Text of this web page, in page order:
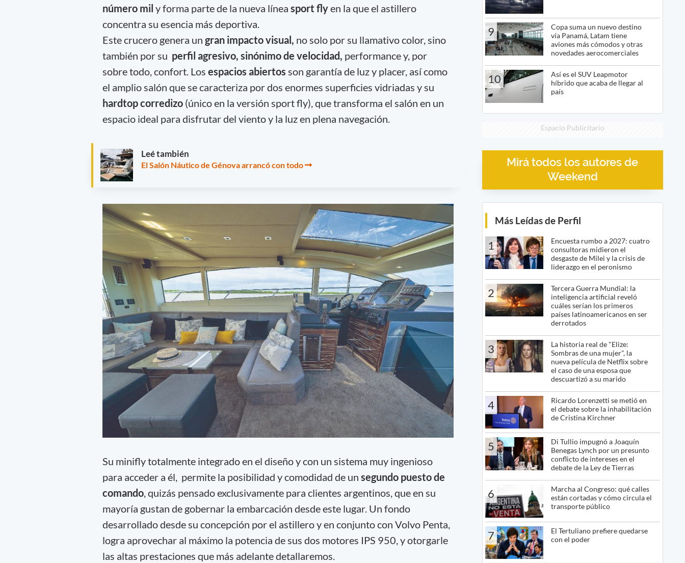
número mil y forma parte de la nueva línea sport flyen la que el astillero
concentra su esencia más deportiva.
Este crucero genera un gran impacto visual, no solo por su llamativo color, sino
también por su perfil agresivo, sinónimo de velocidad, performance y, por
sobre todo, confort. Los espacios abiertos son garantía de luz y placer, así como
el amplio salón que se caracteriza por dos enormes superficies vidriadas y su
hardtop corredizo (único en la versión sport fly), que transforma el salón en un
espacio ideal para disfrutar del viento y la luz en plena navegación.
Leé también
El Salón Náutico de Génova arrancó con todo
Su minifly totalmente integrado en el diseño y con un sistema muy ingenioso
para acceder a él, permite la posibilidad y comodidad de un segundo puesto de
comando, quizás pensado exclusivamente para clientes argentinos, que en su
mayoría gustan de gobernar la embarcación desde este lugar. Un fondo
desarrollado desde su concepción por el astillero y en conjunto con Volvo Penta,
logra aprovechar al máximo la potencia de sus dos motores IPS 950, y otorgarle
las altas prestaciones que más adelante detallaremos.
9
Copa suma un nuevo destino
vía Panamá, Latam tiene
aviones más cómodos y otras
novedades aerocomerciales
10
Así es el SUV Leapmotor
híbrido que acaba de llegar al
país
Espacio Publicitario
Mirá todos los autores de
Weekend
Más Leídas de Perfil
1
Encuesta rumbo a 2027: cuatro
consultoras midieron el
desgaste de Milei y la crisis de
liderazgo en el peronismo
2
Tercera Guerra Mundial: la
inteligencia artificial reveló
cuáles serían los primeros
países latinoamericanos en ser
derrotados
3
La historia real de "Elize:
Sombras de una mujer", la
nueva película de Netflix sobre
el caso de una esposa que
descuartizó a su marido
4
Ricardo Lorenzetti se metió en
el debate sobre la inhabilitación
de Cristina Kirchner
5
Di Tullio impugnó a Joaquín
Benegas Lynch por un presunto
conflicto de intereses en el
debate de la Ley de Tierras
6
Marcha al Congreso: qué calles
están cortadas y cómo circula el
transporte público
7
El Tertuliano prefiere quedarse
con el poder